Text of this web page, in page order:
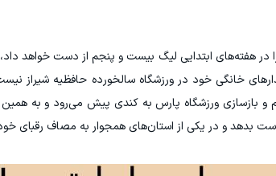
را در هفته‌های ابتدایی لیگ بیست و پنجم از دست خواهد
خانگی خود در ورزشگاه سالخورده حافظیه شیراز
و بازسازی ورزشگاه پارس به کندی پیش می‌رود و به
دست بدهد و در یکی از استان‌های همجوار به مصاف رقبای